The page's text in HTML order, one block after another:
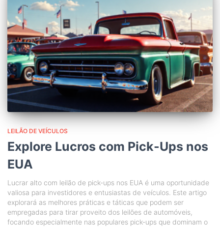
LEILÃO DE VEÍCULOS
Explore Lucros com Pick-Ups nos
EUA
Lucrar alto com leilão de pick-ups nos EUA é uma oportunidade
valiosa para investidores e entusiastas de veículos. Este artigo
explorará as melhores práticas e táticas que podem ser
empregadas para tirar proveito dos leilões de automóveis,
focando especialmente nas populares pick-ups que dominam o